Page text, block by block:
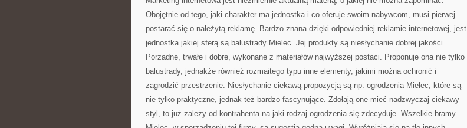
Obojętnie od tego, jaki charakter ma jednostka i co oferuje swoim nabywcom, musi pierwej
postarać się o należytą reklamę. Bardzo znana dzięki odpowiedniej reklamie internetowej, jest
jednostka jakiej sferą są balustrady Mielec. Jej produkty są niesłychanie dobrej jakości.
Porządne, trwałe i dobre, wykonane z materiałów najwyższej postaci. Proponuje ona nie tylko
balustrady, jednakże również rozmaitego typu inne elementy, jakimi można ochronić i
zagrodzić przestrzenie. Niesłychanie ciekawą propozycją są np. ogrodzenia Mielec, które są
nie tylko praktyczne, jednak też bardzo fascynujące. Zdołają one mieć nadzwyczaj ciekawy
styl, to już zależy od kontrahenta na jaki rodzaj ogrodzenia się zdecyduje. Wszelkie bramy